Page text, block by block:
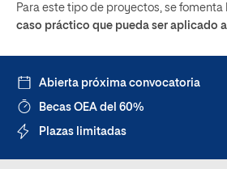
Para este tipo de proyectos, se fomenta
caso práctico que pueda ser aplicado
Abierta próxima convocatoria
Becas OEA del 60%
Plazas limitadas